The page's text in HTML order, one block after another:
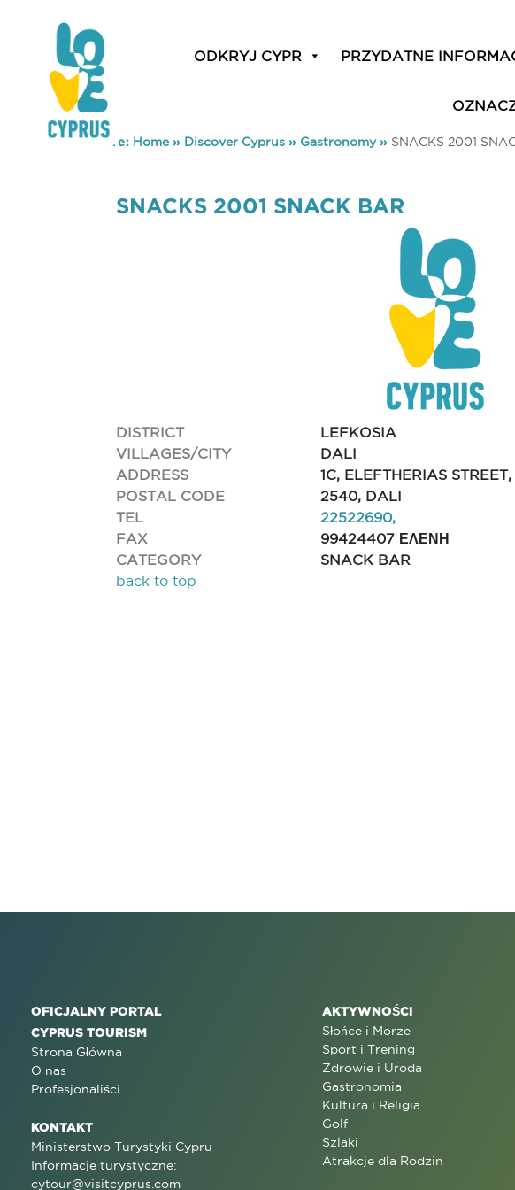
ODKRYJ CYPR PRZYDATNE
You are here: Home» Discover Cyprus » Gastronomy» SNACKS 2001
SNACKS 2001 SNACK BAR
DISTRICT
LEFKOSIA
VILLAGES/CITY
DALI
ADDRESS
1C, ELEFTHERIAS STREET,
POSTAL CODE
2540, DALI
TEL
22522690,
FAX
99424407 ΕΛΕΝΗ
CATEGORY
SNACK BAR
back to top
OFICJALNY PORTAL
CYPRUS TOURISM
Strona Główna
O nas
Profesjonaliści
KONTAKT
Ministerstwo Turystyki Cypru
Informacje turystyczne:
cytour@visitcyprus.com
AKTYWNOŚCI
Słońce i Morze
Sport i Trening
Zdrowie i Uroda
Gastronomia
Kultura i Religia
Golf
Szlaki
Atrakcje dla Rodzin